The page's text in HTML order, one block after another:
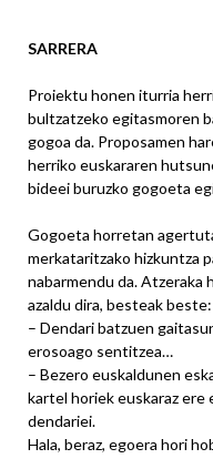
SARRERA
Proiektu honen iturria
bultzatzeko egitasmoren
gogoa da. Proposamen
herriko euskararen
bideei buruzko gogoeta
Gogoeta horretan
merkataritzako hizkuntza
nabarmendu da. Atzeraka
azaldu dira, besteak beste:
– Dendari batzuen
erosoago sentitzea…
– Bezero euskaldunen
kartel horiek euskaraz ere
dendariei.
Hala, beraz, egoera hori